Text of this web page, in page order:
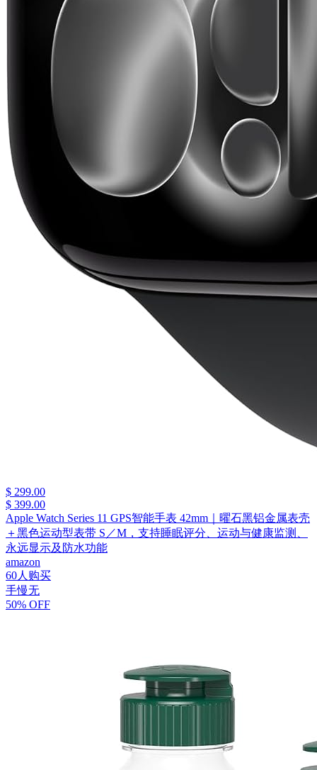
$ 299.00
$ 399.00
Apple Watch Series 11 GPS智能手表 42mm｜曜石黑铝金属表壳
＋黑色运动型表带 S／M，支持睡眠评分、运动与健康监测、
永远显示及防水功能
amazon
60人购买
手慢无
50% OFF